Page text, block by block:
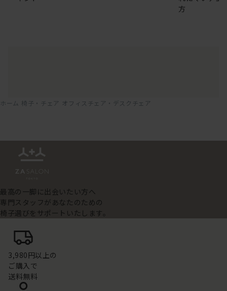
方
ホーム 椅子・チェア オフィスチェア・デスクチェア
最高の一脚に出会いたい方へ
専門スタッフがあなたのための
椅子選びをサポートいたします。
3,980円以上の
ご購入で
送料無料